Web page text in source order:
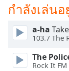
modal
window.
Beginning
กำลังเล่น
a-ha
103.7 The
The
Rock It FM